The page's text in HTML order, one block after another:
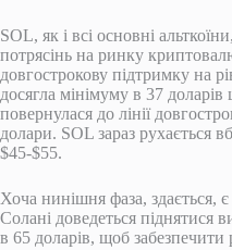
SOL, як і всі основні
потрясінь на ринку
довгострокову підтримку на
досягла мінімуму в 37
повернулася до лінії
долари. SOL зараз рухається
$45-$55.
Хоча нинішня фаза, здається, є
Солані доведеться піднятися
в 65 доларів, щоб забезпечити